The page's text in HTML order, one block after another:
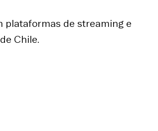
plataformas de streaming e
Chile.